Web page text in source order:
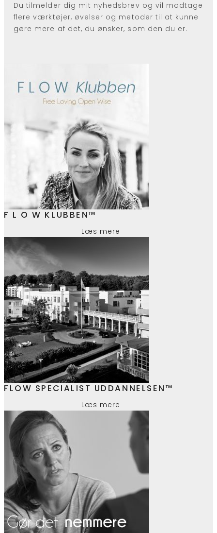
Du tilmelder dig mit nyhedsbrev og vil modtage
flere værktøjer, øvelser og metoder til at kunne
gøre mere af det, du ønsker, som den du er.
F L O W KLUBBEN™
Læs mere
FLOW SPECIALIST UDDANNELSEN™
Læs mere